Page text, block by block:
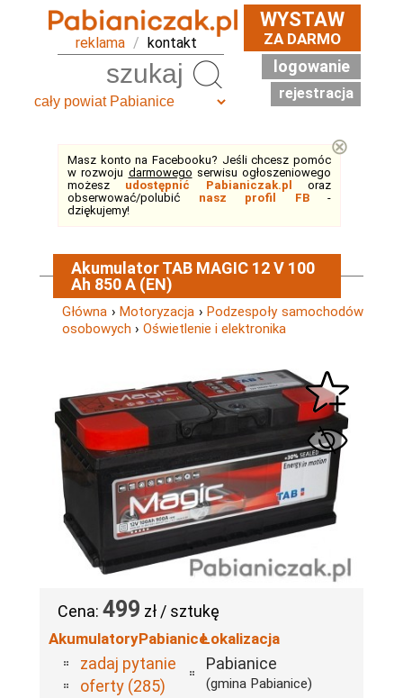
reklama / kontakt
WYSTAW
ZA DARMO
logowanie
rejestracja
Masz konto na Facebooku? Jeśli chcesz pomóc
w rozwoju darmowego serwisu ogłoszeniowego
możesz udostępnić Pabianiczak.pl
oraz
obserwować/polubić nasz profil FB-
dziękujemy!
⊗
Akumulator TAB MAGIC 12 V 100
Ah 850 A (EN)
Główna ›Motoryzacja ›Podzespoły samochodów
osobowych › Oświetlenie i elektronika
Cena: 499 zł / sztukę
AkumulatoryPabianice
zadaj pytanie
oferty (285)
Lokalizacja
Pabianice
(gmina Pabianice)